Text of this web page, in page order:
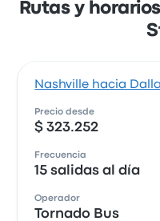
Rutas y
Nashville hacia
Precio desde
$ 323.252
Frecuencia
15 salidas al día
Operador
Tornado Bus